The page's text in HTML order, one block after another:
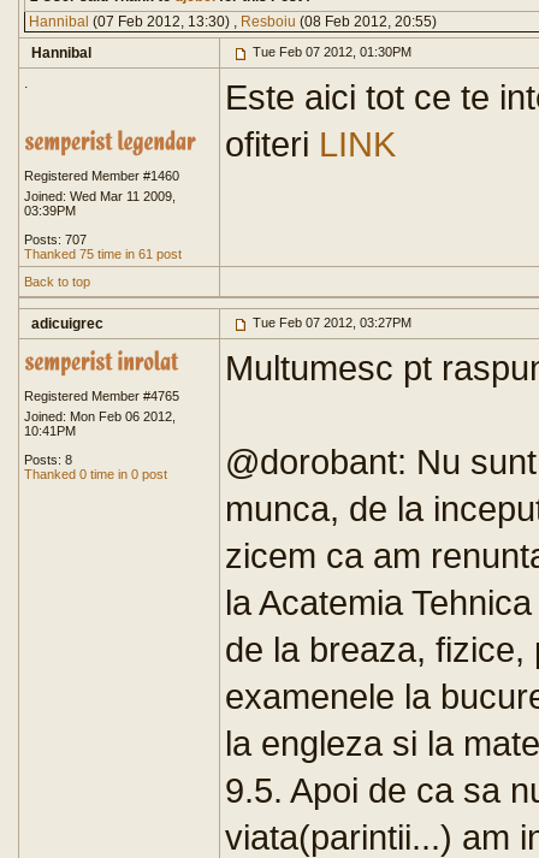
Hannibal (07 Feb 2012, 13:30) , Resboiu (08 Feb 2012, 20:55)
Hannibal
Tue Feb 07 2012, 01:30PM
.
Registered Member #1460
Joined: Wed Mar 11 2009,
03:39PM
Posts: 707
Thanked 75 time in 61 post
Este aici tot ce te
ofiteri LINK
Back to top
adicuigrec Tue Feb 07 2012, 03:27PM
Registered Member #4765
Joined: Mon Feb 06 2012,
10:41PM
Posts: 8
Thanked 0 time in 0 post
Multumesc pt
@dorobant: Nu
munca, de la
zicem ca am
la Acatemia
de la breaza, fizice,
examenele la
la engleza si la
9.5. Apoi de ca sa
viata(parintii...) am